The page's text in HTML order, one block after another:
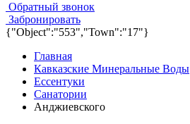
Обратный звонок
Забронировать
{"Object":"553","Town":"17"}
Главная
Кавказские Минеральные Воды
Ессентуки
Санатории
Анджиевского